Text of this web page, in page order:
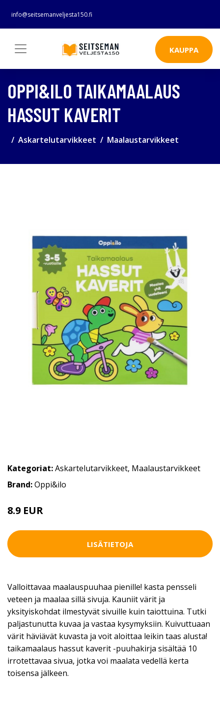
info@seitsemanveljesta150.fi
KAUPPA
OPPI&ILO TAIKAMAALAUS
HASSUT KAVERIT
Askartelutarvikkeet Maalaustarvikkeet
Kategoriat:Askartelutarvikkeet, Maalaustarvikkeet
Brand:Oppi&ilo
8.9 EUR
LISÄTIETOJA
Valloittavaa maalauspuuhaa pienille! kasta pensseli
veteen ja maalaa sillä sivuja. Kauniit värit ja
yksityiskohdat ilmestyvät sivuille kuin taiottuina. Tutki
paljastunutta kuvaa ja vastaa kysymyksiin. Kuivuttuaan
värit häviävät kuvasta ja voit aloittaa leikin taas alusta!
taikamaalaus hassut kaverit -puuhakirja sisältää 10
irrotettavaa sivua, jotka voi maalata vedellä kerta
toisensa jälkeen.